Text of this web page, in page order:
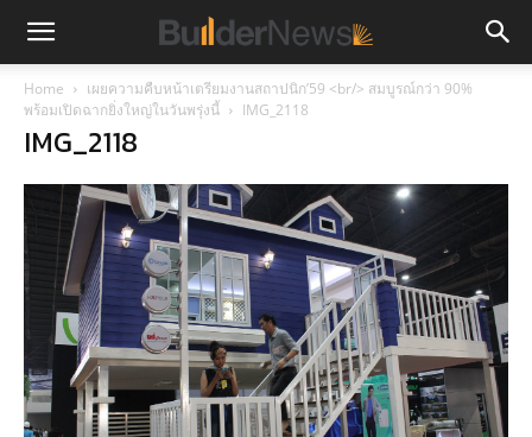
Home
เผยความคืบหน้าเตรียมงานสถาปนิก’59 <br/> สมบูรณ์กว่า 90%
พร้อมเปิดฉากยิ่งใหญ่ในวันพรุ่งนี้
IMG_2118
IMG_2118